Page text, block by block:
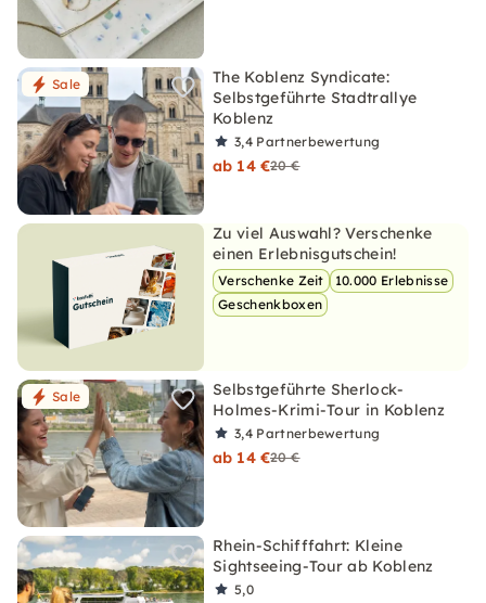
Sale
The Koblenz Syndicate:
Selbstgeführte Stadtrallye
Koblenz
3,4 Partnerbewertung
ab 14 €20 €
Zu viel Auswahl? Verschenke
einen Erlebnisgutschein!
Verschenke Zeit
10.000 Erlebnisse
Geschenkboxen
Sale
Selbstgeführte Sherlock-
Holmes-Krimi-Tour in Koblenz
3,4 Partnerbewertung
ab 14 €20 €
Rhein-Schifffahrt: Kleine
Sightseeing-Tour ab Koblenz
5,0